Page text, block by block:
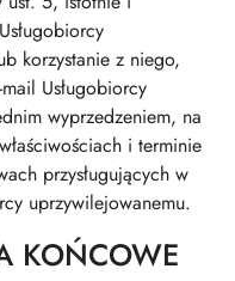
korzystanie z niego,
Usługobiorcy
wyprzedzeniem, na
i terminie
przysługujących w
uprzywilejowanemu.
KOŃCOWE